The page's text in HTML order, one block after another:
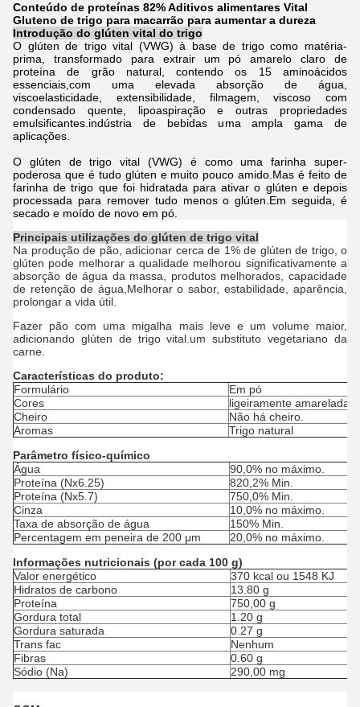
Conteúdo de proteínas 82% Aditivos alimentares Vital
Gluteno de trigo para macarrão para aumentar a dureza
Introdução do glúten vital do trigo
O glúten de trigo vital (VWG) à base de trigo como matéria-
prima, transformado para extrair um pó amarelo claro de
proteína de grão natural, contendo os 15 aminoácidos
essenciais,com uma elevada absorção de água,
viscoelasticidade, extensibilidade, filmagem, viscoso com
condensado quente, lipoaspiração e outras propriedades
emulsificantes.indústria de bebidas uma ampla gama de
aplicações.
O glúten de trigo vital (VWG) é como uma farinha super-
poderosa que é tudo glúten e muito pouco amido.Mas é feito de
farinha de trigo que foi hidratada para ativar o glúten e depois
processada para remover tudo menos o glúten.Em seguida, é
secado e moído de novo em pó.
Principais utilizações do glúten de trigo vital
Na produção de pão, adicionar cerca de 1% de glúten de trigo, o
glúten pode melhorar a qualidade melhorou significativamente a
absorção de água da massa, produtos melhorados, capacidade
de retenção de água,Melhorar o sabor, estabilidade, aparência,
prolongar a vida útil.
Fazer pão com uma migalha mais leve e um volume maior,
adicionando glúten de trigo vital.um substituto vegetariano da
carne.
Características do produto:
Formulário
Em pó
Cores
ligeiramente amarelada
Cheiro
Não há cheiro.
Aromas
Trigo natural
Parâmetro físico-químico
Água
90,0% no máximo.
Proteína (Nx6.25)
820,2% Min.
Proteína (Nx5.7)
750,0% Min.
Cinza
10,0% no máximo.
Taxa de absorção de água
150% Min.
Percentagem em peneira de 200 μm
20,0% no máximo.
Informações nutricionais (por cada 100 g)
Valor energético
370 kcal ou 1548 KJ
Hidratos de carbono
13.80 g
Proteína
750,00 g
Gordura total
1.20 g
Gordura saturada
0.27 g
Trans fac
Nenhum
Fibras
0.60 g
Sódio (Na)
290,00 mg